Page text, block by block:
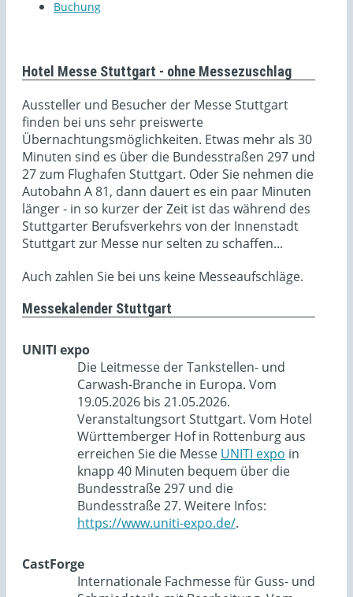
Buchung
Hotel Messe Stuttgart - ohne Messezuschlag
Aussteller und Besucher der Messe Stuttgart
finden bei uns sehr preiswerte
Übernachtungsmöglichkeiten. Etwas mehr als 30
Minuten sind es über die Bundesstraßen 297 und
27 zum Flughafen Stuttgart. Oder Sie nehmen die
Autobahn A 81, dann dauert es ein paar Minuten
länger - in so kurzer der Zeit ist das während des
Stuttgarter Berufsverkehrs von der Innenstadt
Stuttgart zur Messe nur selten zu schaffen...
Auch zahlen Sie bei uns keine Messeaufschläge.
Messekalender Stuttgart
UNITI expo
Die Leitmesse der Tankstellen- und
Carwash-Branche in Europa. Vom
19.05.2026 bis 21.05.2026.
Veranstaltungsort Stuttgart. Vom Hotel
Württemberger Hof in Rottenburg aus
erreichen Sie die Messe UNITI expo in
knapp 40 Minuten bequem über die
Bundesstraße 297 und die
Bundesstraße 27. Weitere Infos:
https://www.uniti-expo.de/.
CastForge
Internationale Fachmesse für Guss- und